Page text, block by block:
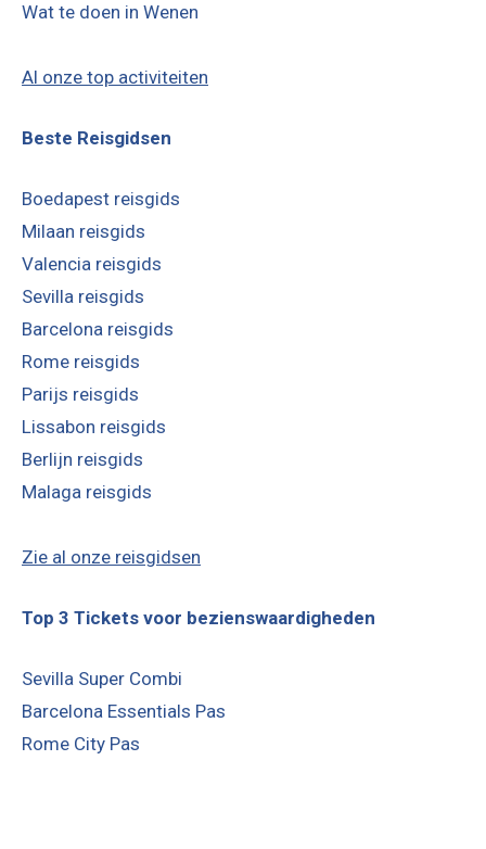
Wat te doen in Wenen
Al onze top activiteiten
Beste Reisgidsen
Boedapest reisgids
Milaan reisgids
Valencia reisgids
Sevilla reisgids
Barcelona reisgids
Rome reisgids
Parijs reisgids
Lissabon reisgids
Berlijn reisgids
Malaga reisgids
Zie al onze reisgidsen
Top 3 Tickets voor bezienswaardigheden
Sevilla Super Combi
Barcelona Essentials Pas
Rome City Pas